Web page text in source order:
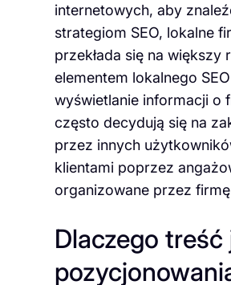
internetowych, aby
strategiom SEO, lokalne
przekłada się na
elementem lokalnego
wyświetlanie informacji o
często decydują się na
przez innych
klientami poprzez
organizowane przez
Dlaczego